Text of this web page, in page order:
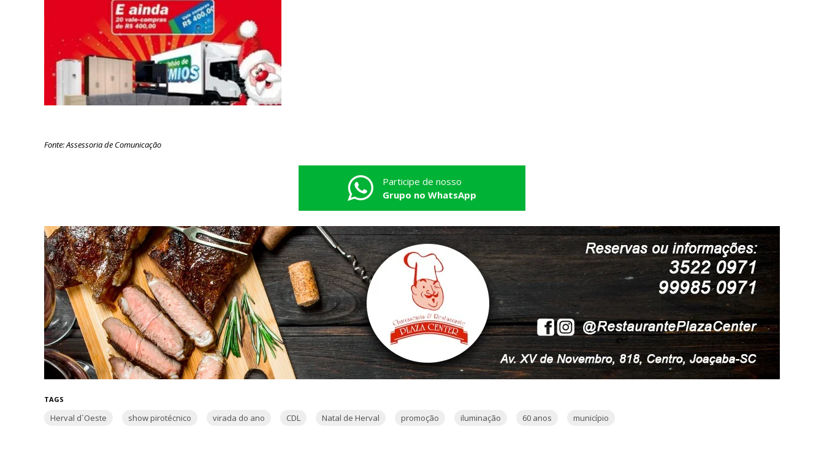
Fonte: Assessoria de Comunicação
Participe de nosso
Grupo no WhatsApp
TAGS
Herval d´Oeste show pirotécnico virada do ano CDL Natal de Herval promoção iluminação 60 anos município